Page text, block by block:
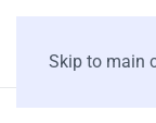
Skip to main